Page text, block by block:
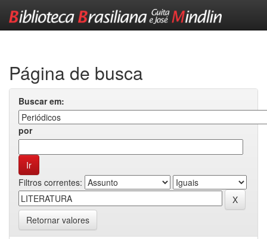
Página de busca
Buscar em:
por
Filtros correntes:
Retornar valores